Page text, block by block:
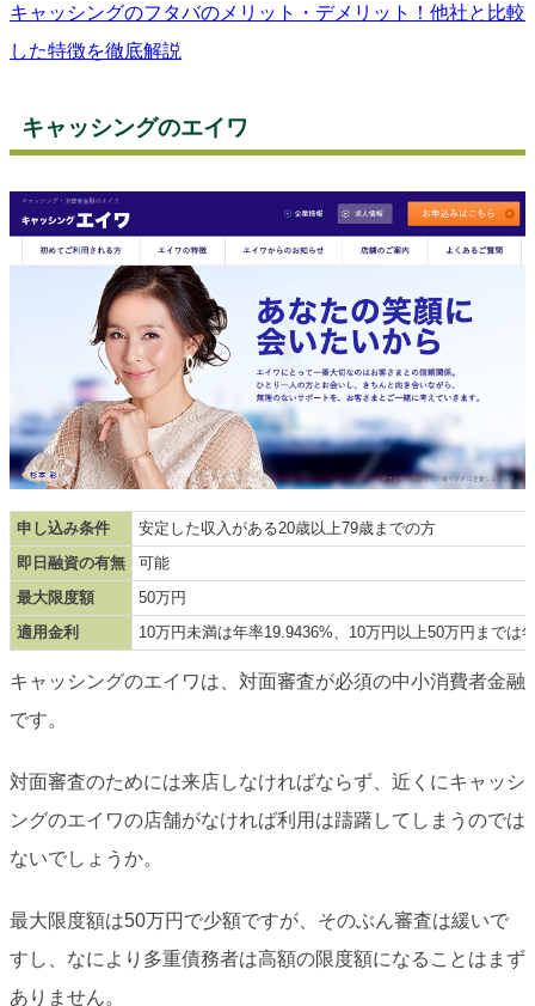
キャッシングのフタバのメリット・デメリット！他社と比較
した特徴を徹底解説
キャッシングのエイワ
申し込み条件
安定した収入がある20歳以上79歳までの方
即日融資の有無
可能
最大限度額
50万円
適用金利
10万円未満は年率19.9436%、10万円以上50万円までは
キャッシングのエイワは、対面審査が必須の中小消費者金融
です。
対面審査のためには来店しなければならず、近くにキャッシ
ングのエイワの店舗がなければ利用は躊躇してしまうのでは
ないでしょうか。
最大限度額は50万円で少額ですが、そのぶん審査は緩いで
すし、なにより多重債務者は高額の限度額になることはまず
ありません。